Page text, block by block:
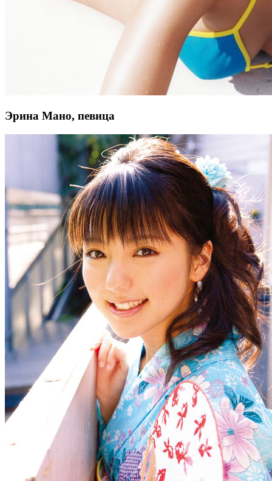
Эрина Мано, певица